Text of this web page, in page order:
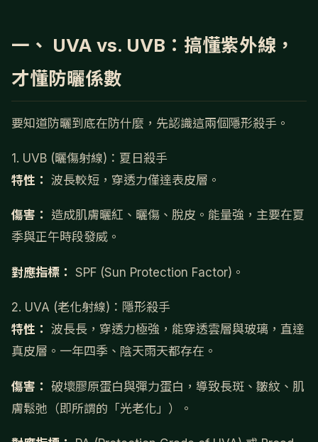
一、 UVA vs. UVB：搞懂紫外線，
才懂防曬係數
要知道防曬到底在防什麼，先認識這兩個隱形殺手。
1. UVB (曬傷射線)：夏日殺手
特性： 波長較短，穿透力僅達表皮層。
傷害：
造成肌膚曬紅、曬傷、脫皮。能量強，主要在夏
季與正午時段發威。
對應指標： SPF (Sun Protection Factor)。
2. UVA (老化射線)：隱形殺手
特性： 波長長，穿透力極強，能穿透雲層與玻璃，直達
真皮層。一年四季、陰天雨天都存在。
傷害： 破壞膠原蛋白與彈力蛋白，導致長斑、皺紋、肌
膚鬆弛（即所謂的「光老化」）。